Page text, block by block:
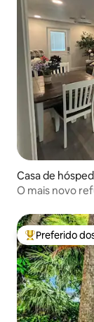
Casa de
O mais novo
Entre os
Preferido